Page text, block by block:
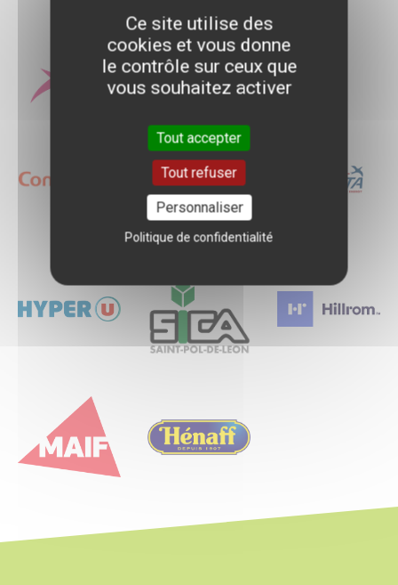
Quelques entreprises
d'accueil
Logo
Ce site utilise des
cookies et vous donne
le contrôle sur ceux que
vous souhaitez activer
Tout accepter
Tout refuser
Personnaliser
Politique de confidentialité